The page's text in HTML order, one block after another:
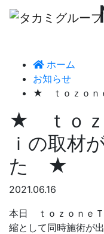
ホーム
お知らせ
★ ｔｏｚｏｎ
★ ｔｏｚ
ｉの取材
た ★
2021.06.16
本日 ｔｏｚｏｎｅ
縮として同時施術が